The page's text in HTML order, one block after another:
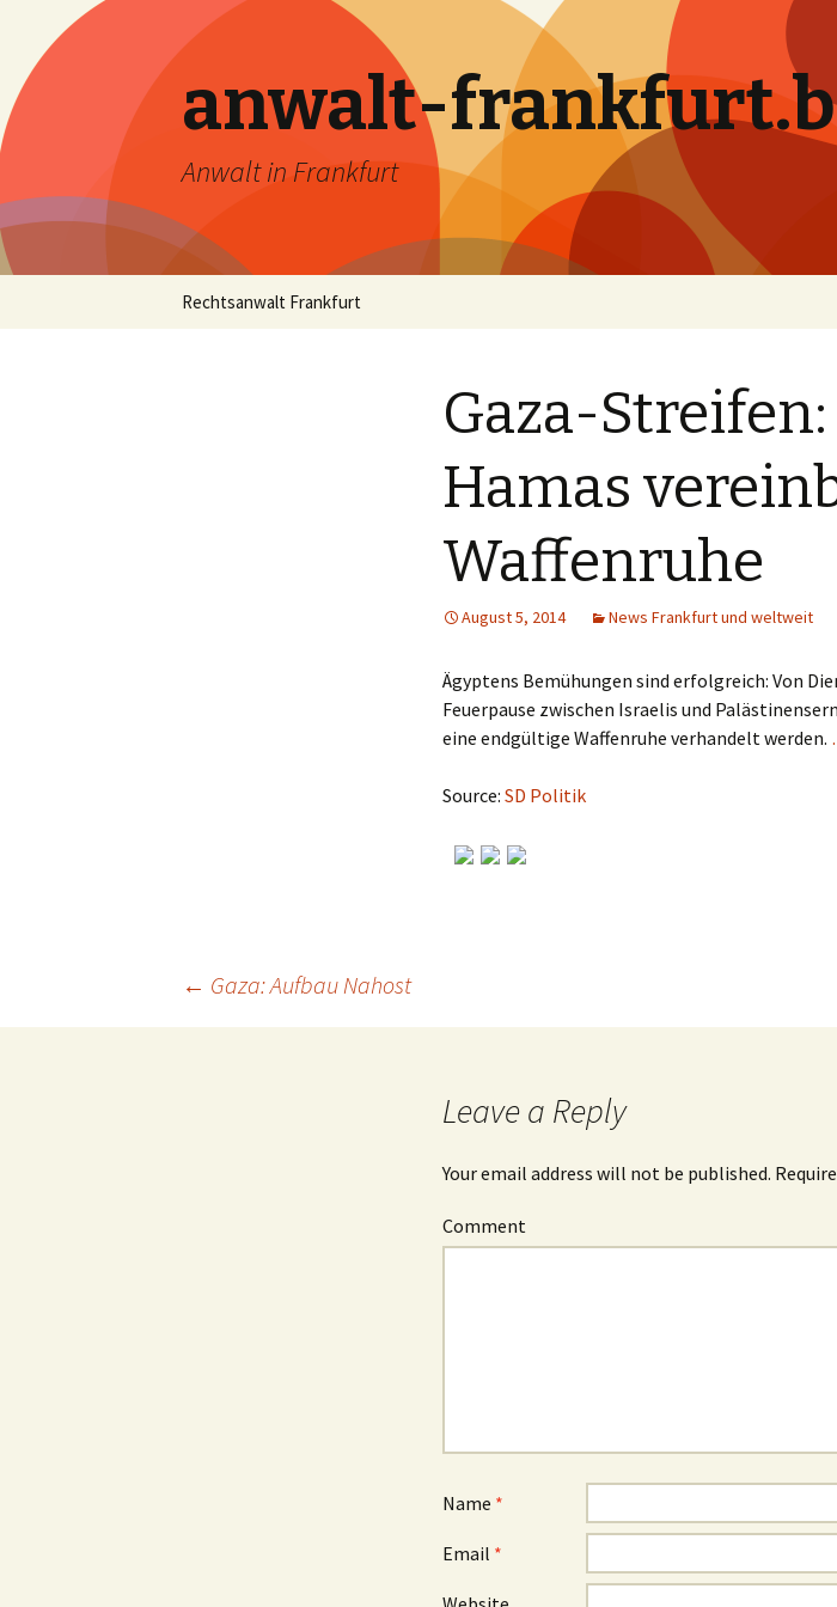
anwalt-
Anwalt in Frankfurt
Skip
Rechtsanwalt Frankfurt
Gaza-
Hamas
Waffenruhe
August 5, 2014 News Frankfurt und weltweit
Ägyptens Bemühungen sind erfolgreich: Von
Feuerpause zwischen Israelis und
eine endgültige Waffenruhe verhandelt werden.
Source: SD Politik
Post
← Gaza: Aufbau Nahost
Leave a Reply
Your email address will not be published.
Comment
Name *
Email *